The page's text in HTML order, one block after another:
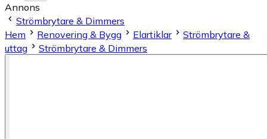
Annons
Strömbrytare & Dimmers
Hem
Renovering & Bygg Elartiklar
Strömbrytare &
uttag
Strömbrytare & Dimmers